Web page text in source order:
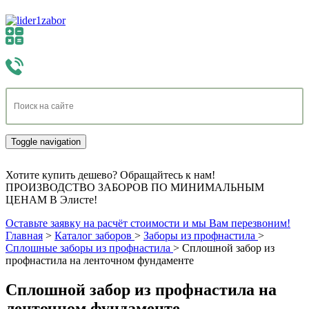
Toggle navigation
Хотите купить дешево? Обращайтесь к нам!
ПРОИЗВОДСТВО ЗАБОРОВ ПО МИНИМАЛЬНЫМ
ЦЕНАМ В Элисте!
Оставьте заявку на расчёт стоимости и мы Вам перезвоним!
Главная > Каталог заборов > Заборы из профнастила >
Сплошные заборы из профнастила > Сплошной забор из
профнастила на ленточном фундаменте
Сплошной забор из профнастила на